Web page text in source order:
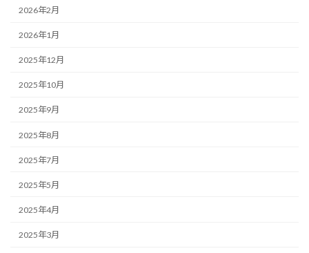
2026年2月
2026年1月
2025年12月
2025年10月
2025年9月
2025年8月
2025年7月
2025年5月
2025年4月
2025年3月